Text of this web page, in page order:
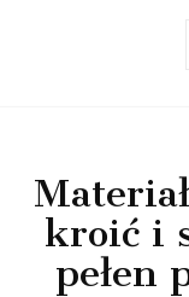
kroić i
pełen